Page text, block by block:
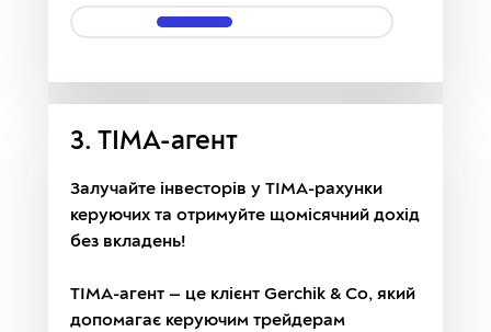
3. TIMA-агент
Залучайте інвесторів у TIMA-рахунки
керуючих та отримуйте щомісячний дохід
без вкладень!
TIMA-агент — це клієнт Gerchik & Co, який
допомагає керуючим трейдерам